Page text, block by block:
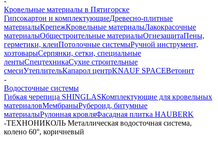
Кровельные материалы в Пятигорске
Гипсокартон и комплектующиеДревесно-плитные
материалыКрепежКровельные материалыЛакокрасочные
материалыОбщестроительные материалыОгнезащитаПены,
герметики, клеиПотолочные системыРучной инструмент,
хозтоварыСерпянки, сетки, специальные
лентыСпецтехникаСухие строительные
смесиУтеплительКапарол центрKNAUF SPACEВетонит
-
Водосточные системы
Гибкая черепица SHINGLASКомплектующие для кровельных
материаловМембраныРубероид, битумные
материалыРулонная кровляФасадная плитка HAUBERK
-ТЕХНОНИКОЛЬ Металлическая водосточная система,
колено 60°, коричневый